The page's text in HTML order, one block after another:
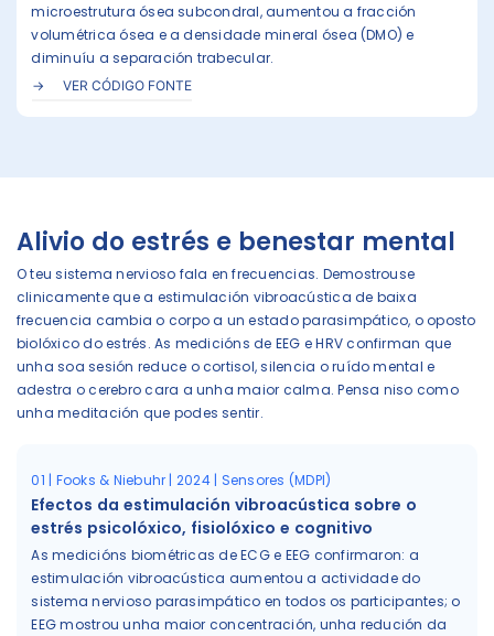
microestrutura ósea subcondral, aumentou a fracción
volumétrica ósea e a densidade mineral ósea (DMO) e
diminuíu a separación trabecular.
VER CÓDIGO FONTE
Alivio do estrés e benestar mental
O teu sistema nervioso fala en frecuencias. Demostrouse
clinicamente que a estimulación vibroacústica de baixa
frecuencia cambia o corpo a un estado parasimpático, o oposto
biolóxico do estrés. As medicións de EEG e HRV confirman que
unha soa sesión reduce o cortisol, silencia o ruído mental e
adestra o cerebro cara a unha maior calma. Pensa niso como
unha meditación que podes sentir.
01 | Fooks & Niebuhr | 2024 | Sensores (MDPI)
Efectos da estimulación vibroacústica sobre o
estrés psicolóxico, fisiolóxico e cognitivo
As medicións biométricas de ECG e EEG confirmaron: a
estimulación vibroacústica aumentou a actividade do
sistema nervioso parasimpático en todos os participantes; o
EEG mostrou unha maior concentración, unha redución da